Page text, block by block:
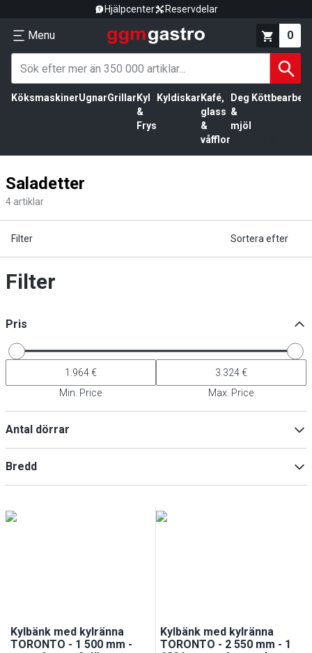
Hjälpcenter Reservdelar
Menu 0
KöksmaskinerUgnarGrillar Kyl
&
Frys
Kyldiskar Kafé,
glass
&
våfflor
Deg
&
mjöl
Saladetter
4 artiklar
Filter Sortera efter
Filter
Pris
Min. Price Max. Price
Antal dörrar
3(1
Bredd
Kylbänk med kylränna
TORONTO - 1 500 mm -
Kylbänk med kylränna
TORONTO - 2 550 mm - 1